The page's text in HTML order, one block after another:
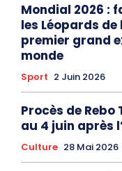
Mondial 2026 :
les Léopards de
premier grand
monde
Sport 2 Juin 2026
Procès de
au 4 juin après
Culture 28 Mai 2026